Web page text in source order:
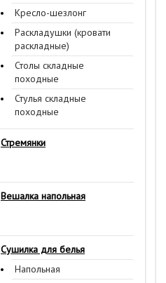
Кресло-шезлонг
Раскладушки (кровати
раскладные)
Столы складные
походные
Стулья складные
походные
Стремянки
Вешалка напольная
Сушилка для белья
Напольная